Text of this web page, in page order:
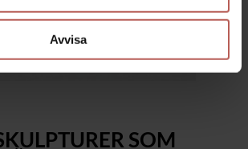
Avvisa
SOM